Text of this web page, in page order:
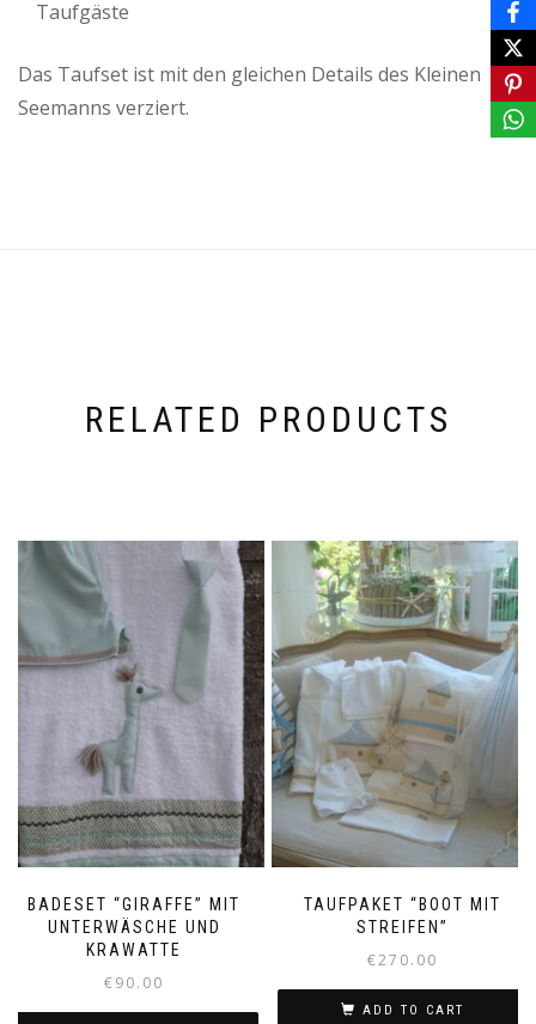
Taufgäste
Das Taufset ist mit den gleichen Details des Kleinen
Seemanns verziert.
RELATED PRODUCTS
BADESET “GIRAFFE” MIT
UNTERWÄSCHE UND
KRAWATTE
€90.00
TAUFPAKET “BOOT MIT
STREIFEN”
€270.00
ADD TO CART